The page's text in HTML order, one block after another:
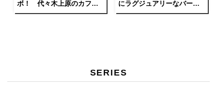
ボ！ 代々木上原のカフェ
バー「No.」がメニューを刷
にラグジュアリーなバーガ
ーショップ「MERCER
SERIES